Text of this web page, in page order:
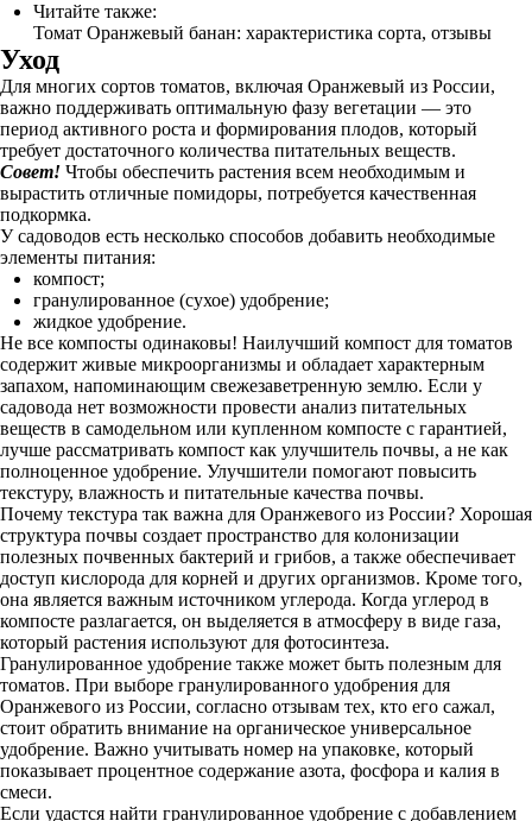
Читайте также:
Томат Оранжевый банан: характеристика сорта, отзывы
Уход
Для многих сортов томатов, включая Оранжевый из России,
важно поддерживать оптимальную фазу вегетации — это
период активного роста и формирования плодов, который
требует достаточного количества питательных веществ.
Совет! Чтобы обеспечить растения всем необходимым и
вырастить отличные помидоры, потребуется качественная
подкормка.
У садоводов есть несколько способов добавить необходимые
элементы питания:
компост;
гранулированное (сухое) удобрение;
жидкое удобрение.
Не все компосты одинаковы! Наилучший компост для томатов
содержит живые микроорганизмы и обладает характерным
запахом, напоминающим свежезаветренную землю. Если у
садовода нет возможности провести анализ питательных
веществ в самодельном или купленном компосте с гарантией,
лучше рассматривать компост как улучшитель почвы, а не как
полноценное удобрение. Улучшители помогают повысить
текстуру, влажность и питательные качества почвы.
Почему текстура так важна для Оранжевого из России? Хорошая
структура почвы создает пространство для колонизации
полезных почвенных бактерий и грибов, а также обеспечивает
доступ кислорода для корней и других организмов. Кроме того,
она является важным источником углерода. Когда углерод в
компосте разлагается, он выделяется в атмосферу в виде газа,
который растения используют для фотосинтеза.
Гранулированное удобрение также может быть полезным для
томатов. При выборе гранулированного удобрения для
Оранжевого из России, согласно отзывам тех, кто его сажал,
стоит обратить внимание на органическое универсальное
удобрение. Важно учитывать номер на упаковке, который
показывает процентное содержание азота, фосфора и калия в
смеси.
Если удастся найти гранулированное удобрение с добавлением